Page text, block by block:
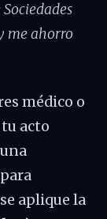
me ahorro
médico o
acto
aplique la